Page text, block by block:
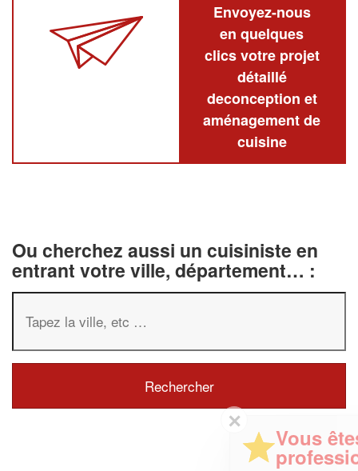
Envoyez-nous
en quelques
clics votre projet
détaillé
deconception et
aménagement de
cuisine
Ou cherchez aussi un cuisiniste en
entrant votre ville, département… :
Vous êtes un
professionnel ?